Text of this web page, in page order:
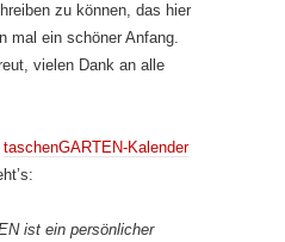
zu können, das hier
mal ein schöner Anfang.
vielen Dank an alle
taschenGARTEN-Kalender
ist ein persönlicher